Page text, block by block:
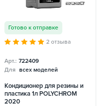
Готово к отправке
2 отзыва
Арт.: 722409
Для всех моделей
Кондиционер для резины и
пластика 1л POLYCHROM
2020